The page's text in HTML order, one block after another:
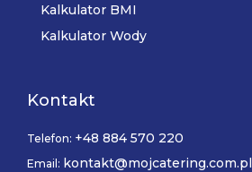
Kalkulator BMI
Kalkulator Wody
Kontakt
Telefon: +48 884 570 220
Email: kontakt@mojcatering.com.pl